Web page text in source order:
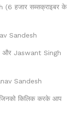
हजार सब्सक्राइबर के
Sandesh
और Jaswant Singh
Sandesh
किलिक करके आप